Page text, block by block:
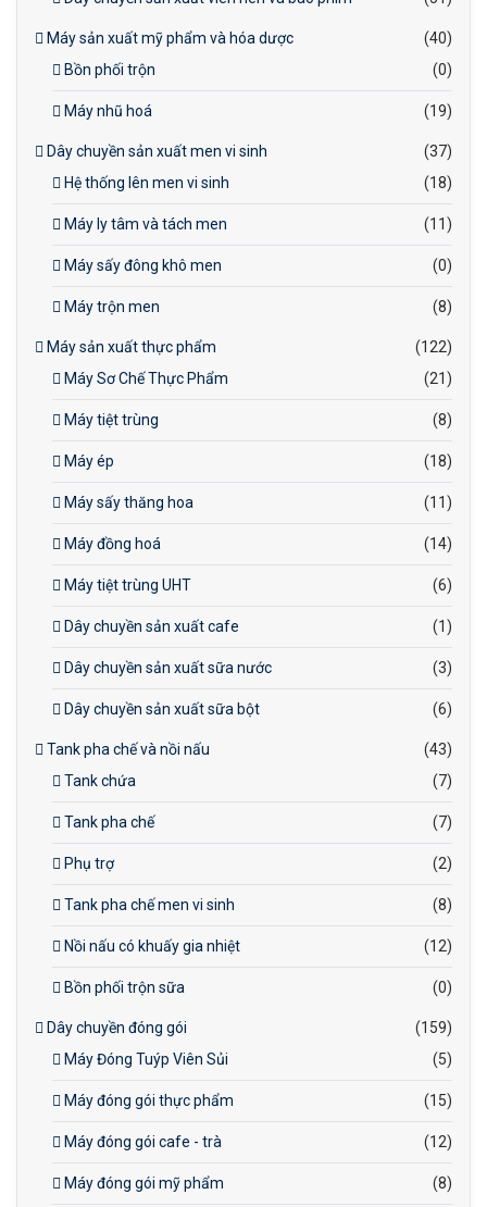
Máy sản xuất mỹ phẩm và hóa dược
(40)
Bồn phối trộn
(0)
Máy nhũ hoá (19)
Dây chuyền sản xuất men vi sinh
(37)
Hệ thống lên men vi sinh
(18)
Máy ly tâm và tách men (11)
Máy sấy đông khô men (0)
Máy trộn men (8)
Máy sản xuất thực phẩm
(122)
Máy Sơ Chế Thực Phẩm
(21)
Máy tiệt trùng (8)
Máy ép (18)
Máy sấy thăng hoa (11)
Máy đồng hoá (14)
Máy tiệt trùng UHT (6)
Dây chuyền sản xuất cafe (1)
Dây chuyền sản xuất sữa nước (3)
Dây chuyền sản xuất sữa bột (6)
Tank pha chế và nồi nấu
(43)
Tank chứa
(7)
Tank pha chế (7)
Phụ trợ (2)
Tank pha chế men vi sinh (8)
Nồi nấu có khuấy gia nhiệt (12)
Bồn phối trộn sữa (0)
Dây chuyền đóng gói
(159)
Máy Đóng Tuýp Viên Sủi
(5)
Máy đóng gói thực phẩm (15)
Máy đóng gói cafe - trà (12)
Máy đóng gói mỹ phẩm (8)